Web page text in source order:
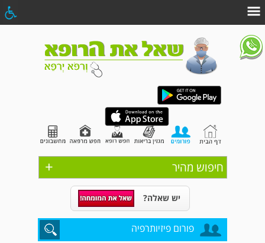
+ חיפוש מהיר
יש שאלה?
פורום פיזיותרפיה